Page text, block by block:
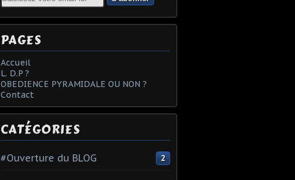
PAGES
Accueil
L. D.P ?
OBEDIENCE PYRAMIDALE OU NON ?
Contact
CATÉGORIES
#Ouverture du BLOG 2